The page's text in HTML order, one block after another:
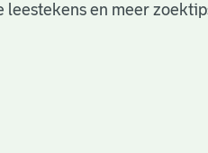
en meer